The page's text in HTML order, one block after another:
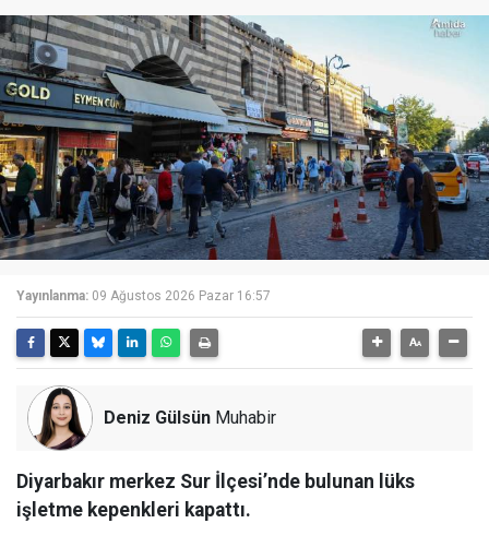
Yayınlanma: 09 Ağustos 2026 Pazar 16:57
Deniz Gülsün Muhabir
Diyarbakır merkez Sur İlçesi’nde bulunan lüks
işletme kepenkleri kapattı.